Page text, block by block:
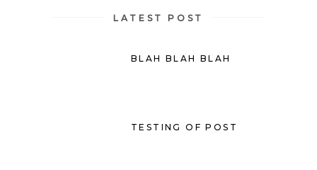
LATEST POST
BLAH BLAH BLAH
TESTING OF POST